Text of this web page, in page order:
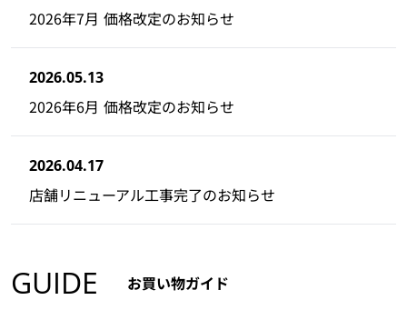
2026年7月 価格改定のお知らせ
2026.05.13
2026年6月 価格改定のお知らせ
2026.04.17
店舗リニューアル工事完了のお知らせ
GUIDE お買い物ガイド